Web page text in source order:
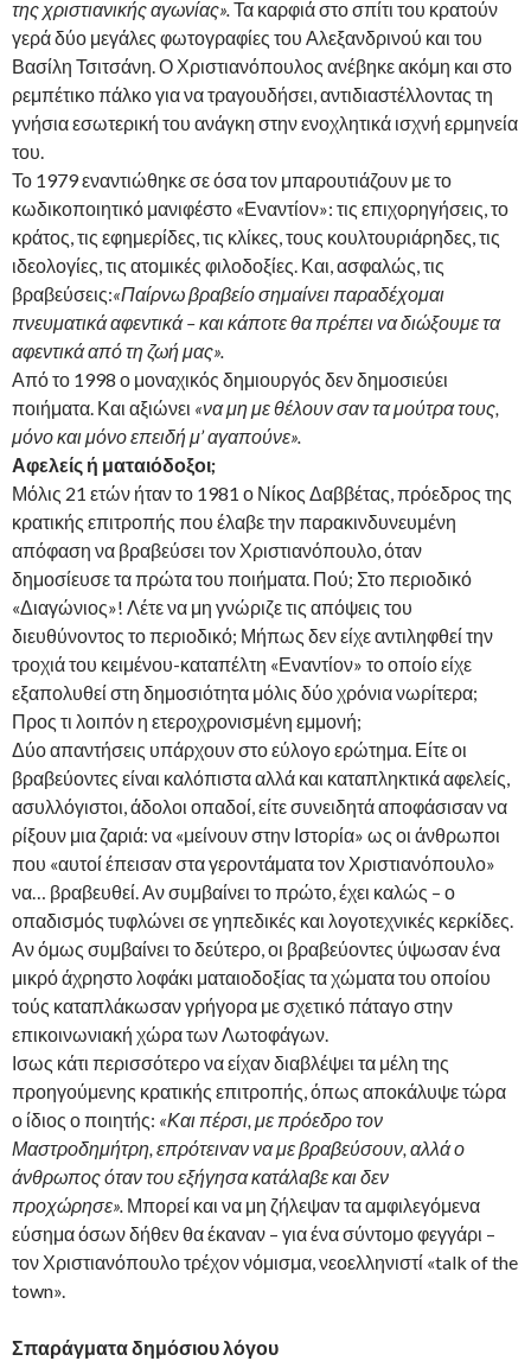
της χριστιανικής αγωνίας».Τα καρφιά στο σπίτι του κρατούν
γερά δύο μεγάλες φωτογραφίες του Αλεξανδρινού και του
Βασίλη Τσιτσάνη. Ο Χριστιανόπουλος ανέβηκε ακόμη και στο
ρεμπέτικο πάλκο για να τραγουδήσει, αντιδιαστέλλοντας τη
γνήσια εσωτερική του ανάγκη στην ενοχλητικά ισχνή ερμηνεία
του.
Το 1979 εναντιώθηκε σε όσα τον μπαρουτιάζουν με το
κωδικοποιητικό μανιφέστο «Εναντίον»: τις επιχορηγήσεις, το
κράτος, τις εφημερίδες, τις κλίκες, τους κουλτουριάρηδες, τις
ιδεολογίες, τις ατομικές φιλοδοξίες. Και, ασφαλώς, τις
βραβεύσεις:«Παίρνω βραβείο σημαίνει παραδέχομαι
πνευματικά αφεντικά – και κάποτε θα πρέπει να διώξουμε τα
αφεντικά από τη ζωή μας».
Από το 1998 ο μοναχικός δημιουργός δεν δημοσιεύει
ποιήματα. Και αξιώνει «να μη με θέλουν σαν τα μούτρα τους,
μόνο και μόνο επειδή μ’ αγαπούνε».
Αφελείς ή ματαιόδοξοι;
Μόλις 21 ετών ήταν το 1981 ο Νίκος Δαββέτας, πρόεδρος της
κρατικής επιτροπής που έλαβε την παρακινδυνευμένη
απόφαση να βραβεύσει τον Χριστιανόπουλο, όταν
δημοσίευσε τα πρώτα του ποιήματα. Πού; Στο περιοδικό
«Διαγώνιος»! Λέτε να μη γνώριζε τις απόψεις του
διευθύνοντος το περιοδικό; Μήπως δεν είχε αντιληφθεί την
τροχιά του κειμένου-καταπέλτη «Εναντίον» το οποίο είχε
εξαπολυθεί στη δημοσιότητα μόλις δύο χρόνια νωρίτερα;
Προς τι λοιπόν η ετεροχρονισμένη εμμονή;
Δύο απαντήσεις υπάρχουν στο εύλογο ερώτημα. Είτε οι
βραβεύοντες είναι καλόπιστα αλλά και καταπληκτικά αφελείς,
ασυλλόγιστοι, άδολοι οπαδοί, είτε συνειδητά αποφάσισαν να
ρίξουν μια ζαριά: να «μείνουν στην Ιστορία» ως οι άνθρωποι
που «αυτοί έπεισαν στα γεροντάματα τον Χριστιανόπουλο»
να… βραβευθεί. Αν συμβαίνει το πρώτο, έχει καλώς – ο
οπαδισμός τυφλώνει σε γηπεδικές και λογοτεχνικές κερκίδες.
Αν όμως συμβαίνει το δεύτερο, οι βραβεύοντες ύψωσαν ένα
μικρό άχρηστο λοφάκι ματαιοδοξίας τα χώματα του οποίου
τούς καταπλάκωσαν γρήγορα με σχετικό πάταγο στην
επικοινωνιακή χώρα των Λωτοφάγων.
Ισως κάτι περισσότερο να είχαν διαβλέψει τα μέλη της
προηγούμενης κρατικής επιτροπής, όπως αποκάλυψε τώρα
ο ίδιος ο ποιητής: «Και πέρσι, με πρόεδρο τον
Μαστροδημήτρη, επρότειναν να με βραβεύσουν, αλλά ο
άνθρωπος όταν του εξήγησα κατάλαβε και δεν
προχώρησε». Μπορεί και να μη ζήλεψαν τα αμφιλεγόμενα
εύσημα όσων δήθεν θα έκαναν – για ένα σύντομο φεγγάρι –
τον Χριστιανόπουλο τρέχον νόμισμα, νεοελληνιστί «talk of the
town».
Σπαράγματα δημόσιου λόγου